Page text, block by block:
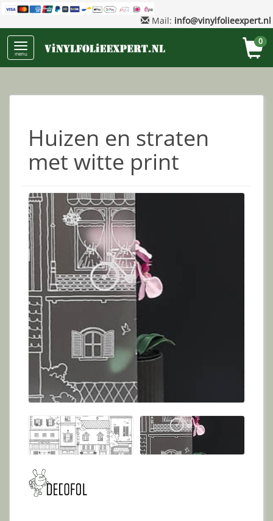
Mail: info@vinylfolieexpert.nl
menu
0
Huizen en straten
met witte print